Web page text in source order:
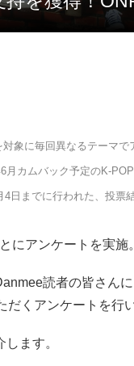
象に毎回異なるテーマで
カムバック予定のK-
日までに行われた、投票
にアンケートを実施。
読者の皆さん
くアンケートを行
ます。